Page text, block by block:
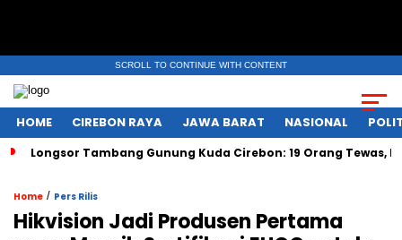
SCROLL TO CONTINUE WITH CONTENT
HOME CIREBON RAYA JAWA BARAT NASIONAL
Longsor Tambang Gunung Kuda Cirebon: 19 Orang Tewas,
Home / Pers Rilis
Hikvision Jadi Produsen Pertama